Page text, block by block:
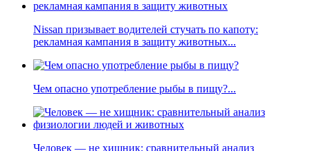
Nissan призывает водителей стучать по капоту:
рекламная кампания в защиту животных...
Чем опасно употребление рыбы в пищу?...
Человек — не хищник: сравнительный анализ